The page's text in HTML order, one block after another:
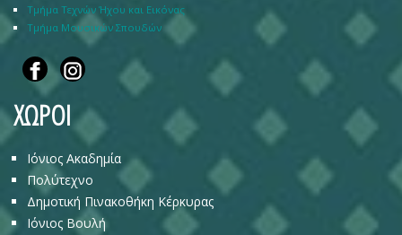
Τμήμα Τεχνών Ήχου και Εικόνας
Τμήμα Μουσικών Σπουδών
ΧΩΡΟΙ
Ιόνιος Ακαδημία
Πολύτεχνο
Δημοτική Πινακοθήκη Κέρκυρας
Ιόνιος Βουλή